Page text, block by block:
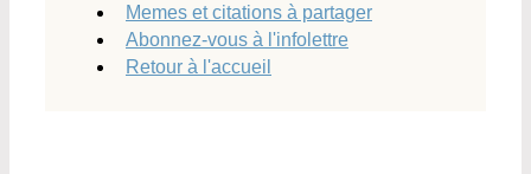
Memes et citations à partager
Abonnez-vous à l'infolettre
Retour à l'accueil